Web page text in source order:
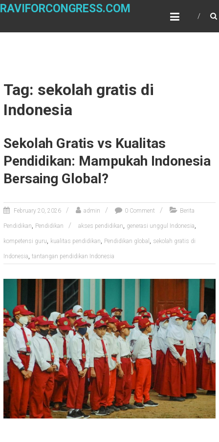
Skip
RAVIFORCONGRESS.COM
Tag: sekolah gratis di
Indonesia
Sekolah Gratis vs Kualitas
Pendidikan: Mampukah Indonesia
Bersaing Global?
February 20, 2026 admin 0 Comment Berita
Pendidikan, Pendidikan akses pendidikan, generasi unggul Indonesia,
kompetensi guru, kualitas pendidikan, Pendidikan global , sekolah gratis di
Indonesia, tantangan pendidikan Indonesia